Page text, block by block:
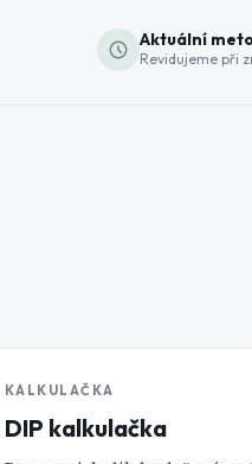
Aktuální
Revidujeme při
KALKULAČKA
DIP kalkulačka